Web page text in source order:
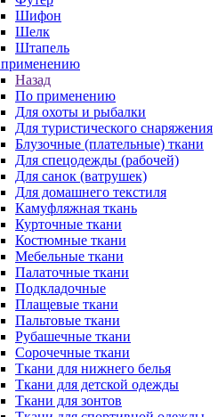
Шифон
Шелк
Штапель
Назад
По применению
Для охоты и рыбалки
Для туристического снаряжения
Блузочные (плательные) ткани
Для спецодежды (рабочей)
Для санок (ватрушек)
Для домашнего текстиля
Камуфляжная ткань
Курточные ткани
Костюмные ткани
Мебельные ткани
Палаточные ткани
Подкладочные
Плащевые ткани
Пальтовые ткани
Рубашечные ткани
Сорочечные ткани
Ткани для нижнего белья
Ткани для детской одежды
Ткани для зонтов